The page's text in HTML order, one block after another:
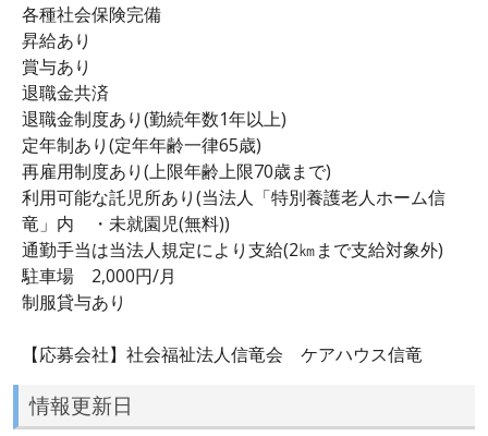
各種社会保険完備
昇給あり
賞与あり
退職金共済
退職金制度あり(勤続年数1年以上)
定年制あり(定年年齢一律65歳)
再雇用制度あり(上限年齢上限70歳まで)
利用可能な託児所あり(当法人「特別養護老人ホーム信
竜」内 ・未就園児(無料))
通勤手当は当法人規定により支給(2㎞まで支給対象外)
駐車場 2,000円/月
制服貸与あり
【応募会社】社会福祉法人信竜会 ケアハウス信竜
情報更新日